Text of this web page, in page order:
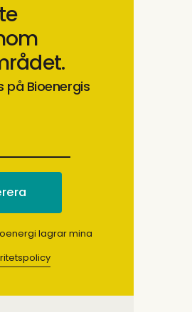
på Bioenergis
lagrar mina